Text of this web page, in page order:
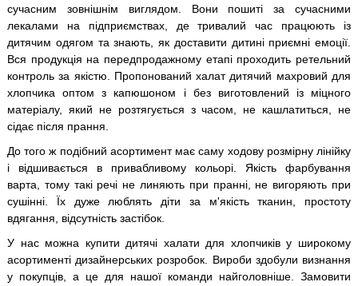
сучасним зовнішнім виглядом. Вони пошиті за сучасними
лекалами на підприємствах, де тривалий час працюють із
дитячим одягом та знають, як доставити дитині приємні емоції.
Вся продукція на передпродажному етапі проходить ретельний
контроль за якістю. Пропонований халат дитячий махровий для
хлопчика оптом з капюшоном і без виготовлений із міцного
матеріалу, який не розтягується з часом, не кашлатиться, не
сідає після прання.
До того ж подібний асортимент має саму ходову розмірну лінійку
і відшивається в привабливому кольорі. Якість фарбування
варта, тому такі речі не линяють при пранні, не вигоряють при
сушінні. Їх дуже люблять діти за м'якість тканин, простоту
вдягання, відсутність застібок.
У нас можна купити дитячі халати для хлопчиків у широкому
асортименті дизайнерських розробок. Вироби здобули визнання
у покупців, а це для нашої команди найголовніше. Замовити